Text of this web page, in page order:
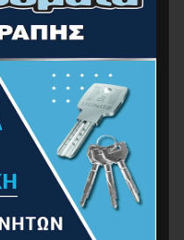
Οικοδομής 65Lt,
Μαύρος